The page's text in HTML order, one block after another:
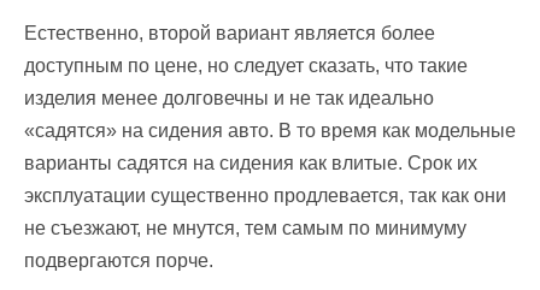
Естественно, второй вариант является более
доступным по цене, но следует сказать, что такие
изделия менее долговечны и не так идеально
«садятся» на сидения авто. В то время как модельные
варианты садятся на сидения как влитые. Срок их
эксплуатации существенно продлевается, так как они
не съезжают, не мнутся, тем самым по минимуму
подвергаются порче.